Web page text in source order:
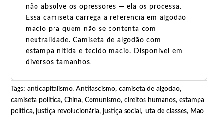
não absolve os opressores — ela os processa.
Essa camiseta carrega a referência em algodão
macio pra quem não se contenta com
neutralidade. Camiseta de algodão com
estampa nítida e tecido macio. Disponível em
diversos tamanhos.
Tags:anticapitalismo,Antifascismo,camiseta de algodao,
camiseta política,China,Comunismo,direitos humanos,estampa
política,justiça revolucionária,justiça social, luta de classes, Mao